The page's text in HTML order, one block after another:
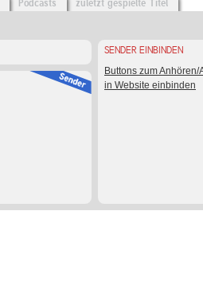
Podcasts zuletzt gespielte Titel
SENDER EINBINDEN
Buttons zum Anhören/
in Website einbinden